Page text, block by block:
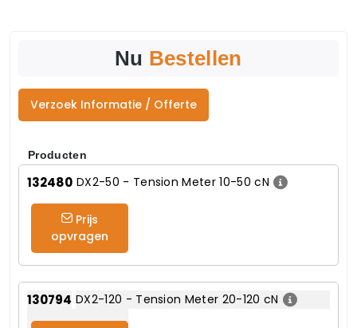
Nu Bestellen
Verzoek Informatie / Offerte
Producten
132480 DX2-50 - Tension Meter 10-50 cN
Prijs
opvragen
130794 DX2-120 - Tension Meter 20-120 cN